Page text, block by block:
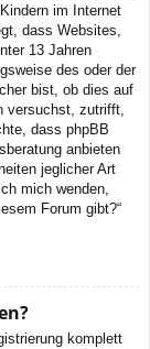
im Internet
dass Websites,
13 Jahren
des oder der
bist, ob dies auf
versuchst, zutrifft,
dass phpBB
anbieten
jeglicher Art
mich wenden,
Forum gibt?“
komplett